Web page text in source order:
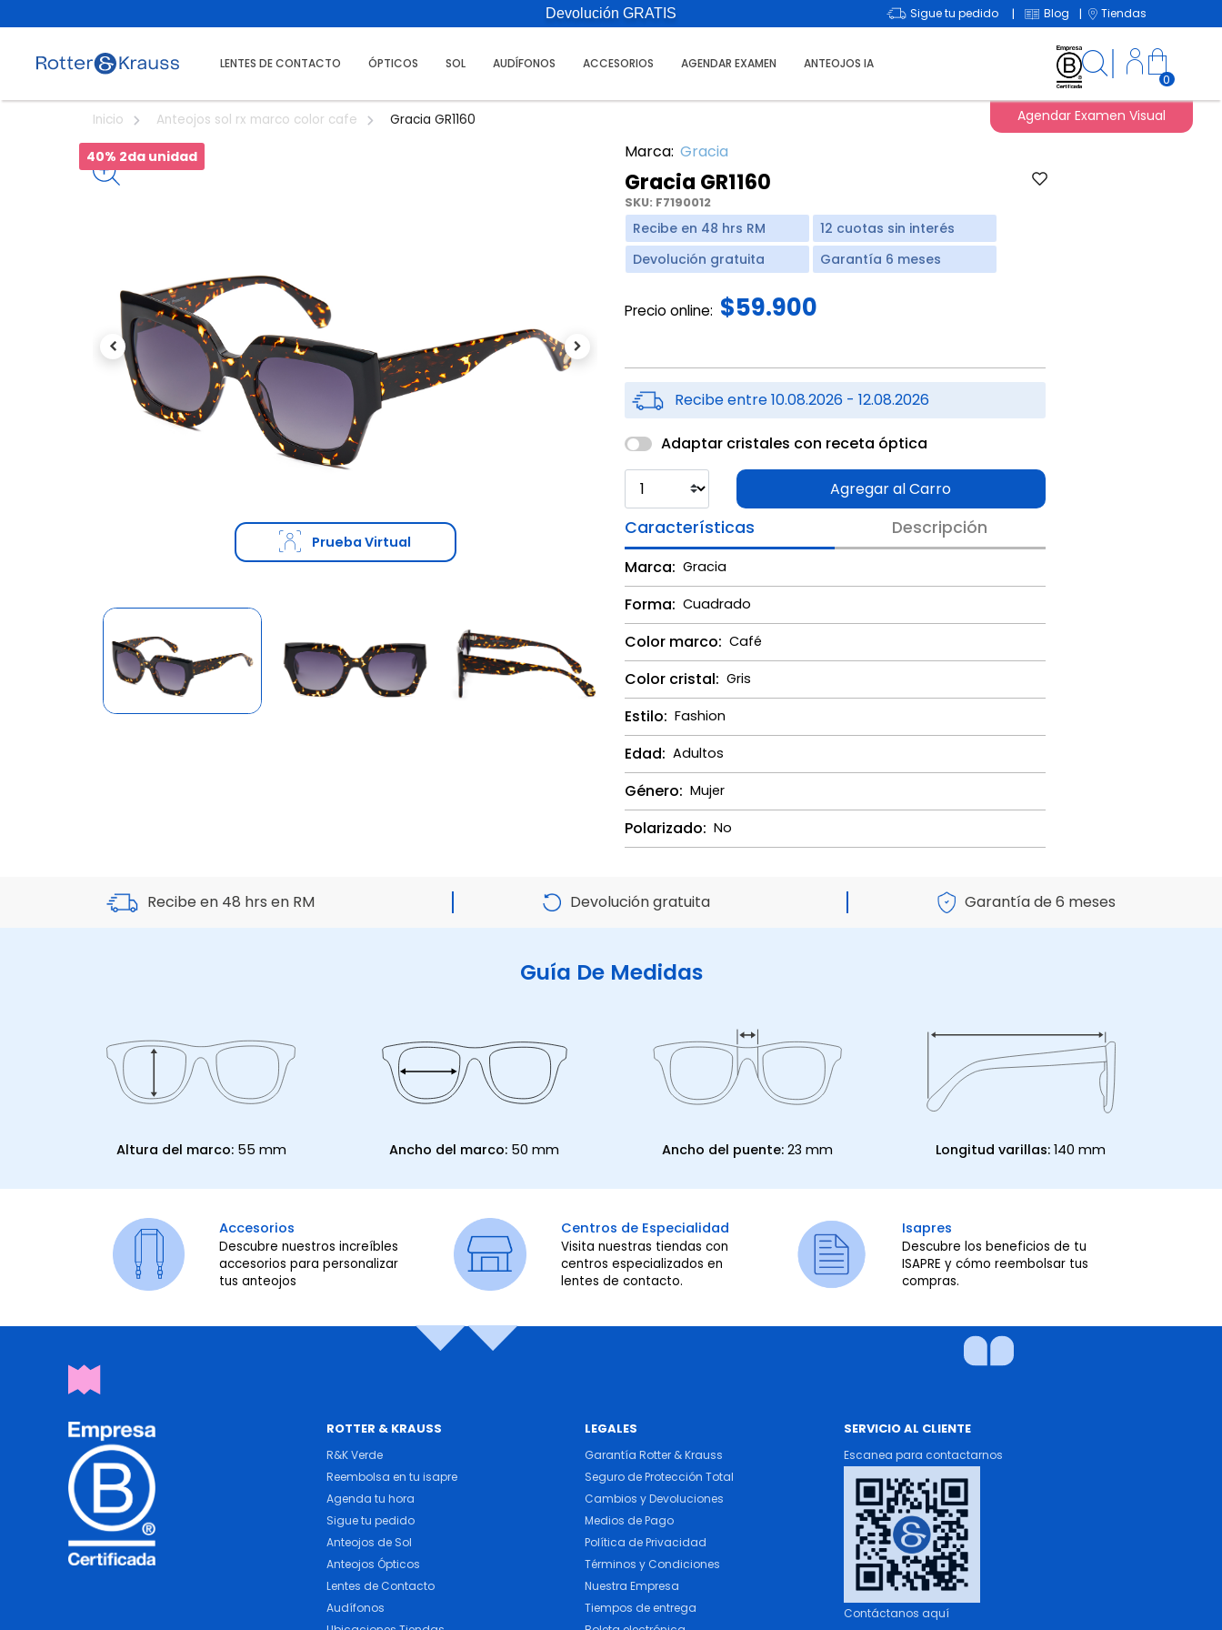
Devolución GRATIS Sigue tu pedido | Blog | Tiendas
LENTES DE CONTACTO ÓPTICOS SOL AUDÍFONOS ACCESORIOS AGENDAR EXAMEN ANTEOJOS IA
0
Agendar Examen Visual
Inicio Anteojos sol rx marco color cafe Gracia GR1160
40% 2da unidad
Previous Next
Prueba Virtual
Marca: Gracia
Gracia GR1160
SKU: F7190012
Recibe en 48 hrs RM
12 cuotas sin interés
Devolución gratuita
Garantía 6 meses
Precio online: $59.900
Recibe entre 10.08.2026 - 12.08.2026
Adaptar cristales con receta óptica
Agregar al Carro
Características Descripción
Marca: Gracia
Forma: Cuadrado
Color marco: Café
Color cristal: Gris
Estilo: Fashion
Edad: Adultos
Género: Mujer
Polarizado: No
Recibe en 48 hrs en RM Devolución gratuita Garantía de 6 meses
Guía De Medidas
Altura del marco: 55 mm Ancho del marco: 50 mm Ancho del puente: 23 mm Longitud varillas: 140 mm
Accesorios
Descubre nuestros increíbles
accesorios para personalizar
tus anteojos
Centros de Especialidad
Visita nuestras tiendas con
centros especializados en
lentes de contacto.
Isapres
Descubre los beneficios de tu
ISAPRE y cómo reembolsar tus
compras.
ROTTER & KRAUSS
R&K Verde
Reembolsa en tu isapre
Agenda tu hora
Sigue tu pedido
Anteojos de Sol
Anteojos Ópticos
Lentes de Contacto
Audífonos
LEGALES
Garantía Rotter & Krauss
Seguro de Protección Total
Cambios y Devoluciones
Medios de Pago
Política de Privacidad
Términos y Condiciones
Nuestra Empresa
Tiempos de entrega
SERVICIO AL CLIENTE
Escanea para contactarnos
Contáctanos aquí